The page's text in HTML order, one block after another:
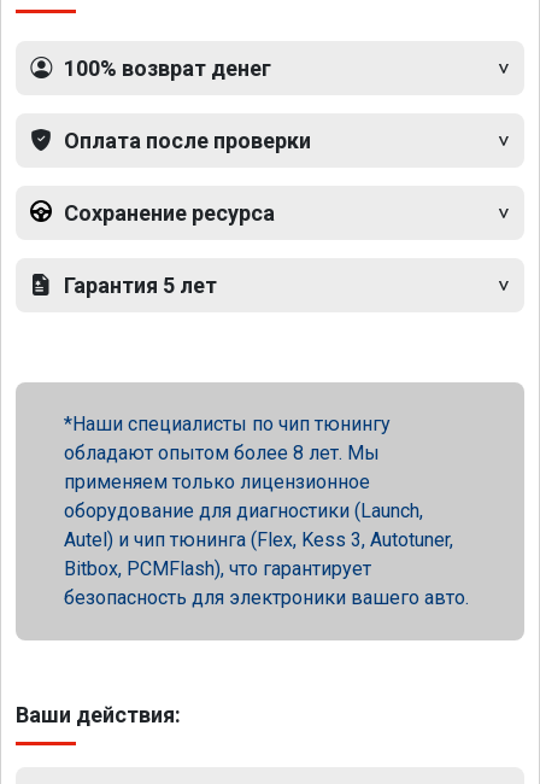
100% возврат денег
Оплата после проверки
Сохранение ресурса
Гарантия 5 лет
Наши специалисты по чип тюнингу
обладают опытом более 8 лет. Мы
применяем только лицензионное
оборудование для диагностики (Launch,
Autel) и чип тюнинга (Flex, Kess 3, Autotuner,
Bitbox, PCMFlash), что гарантирует
безопасность для электроники вашего авто.
Ваши действия: